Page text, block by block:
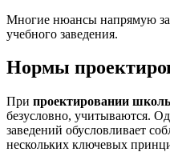
Многие нюансы напрямую
учебного заведения.
Нормы
При проектировании
безусловно, учитываются.
заведений обусловливает
нескольких ключевых